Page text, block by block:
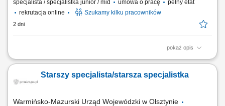
specjalista / specjalistka junior / mid umowa o pracę
pełny etat
rekrutacja online
Szukamy kilku pracowników
2 dni
pokaż opis
ZAKRES OBOWIĄZKÓW: Aktywny kontakt telefoniczny z klientami
finansami, w tym szkoleń z zakresu edukacji finansowej; Budowanie
relacji i pozyskiwanie klientów dla naszych kluczowych Partnerów
Starszy specjalista/starsza specjalistka
Warmińsko-Mazurski Urząd Wojewódzki w Olsztynie